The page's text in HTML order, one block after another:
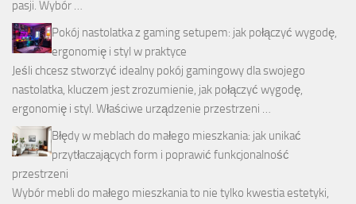
pasji. Wybór …
Pokój nastolatka z gaming setupem: jak połączyć wygodę,
ergonomię i styl w praktyce
Jeśli chcesz stworzyć idealny pokój gamingowy dla swojego
nastolatka, kluczem jest zrozumienie, jak połączyć wygodę,
ergonomię i styl. Właściwe urządzenie przestrzeni …
Błędy w meblach do małego mieszkania: jak unikać
przytłaczających form i poprawić funkcjonalność
przestrzeni
Wybór mebli do małego mieszkania to nie tylko kwestia estetyki,